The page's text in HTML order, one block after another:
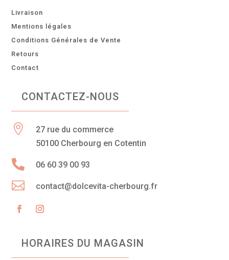
Livraison
Mentions légales
Conditions Générales de Vente
Retours
Contact
CONTACTEZ-NOUS

27 rue du commerce
50100 Cherbourg en Cotentin
 06 60 39 00 93
 contact@dolcevita-cherbourg.fr
HORAIRES DU MAGASIN